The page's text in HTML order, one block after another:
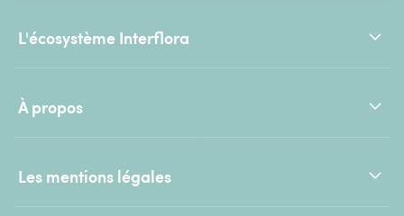
L'écosystème Interflora
À propos
Les mentions légales